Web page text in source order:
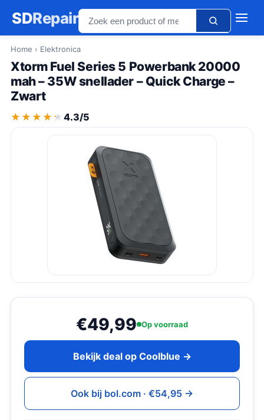
SDRepair
Home › Elektronica
Xtorm Fuel Series 5 Powerbank 20000
mah – 35W snellader – Quick Charge –
Zwart
★★★★★
★★★★★ 4.3/5
€49,99 Op voorraad
Bekijk deal op Coolblue →
Ook bij bol.com · €54,95 →